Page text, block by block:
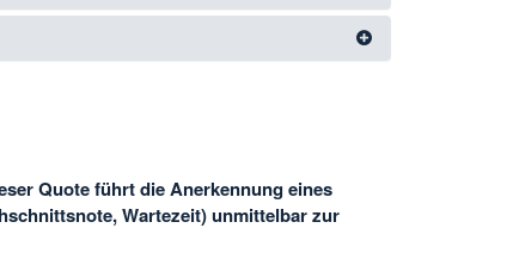
Quote führt die Anerkennung eines
Wartezeit) unmittelbar zur